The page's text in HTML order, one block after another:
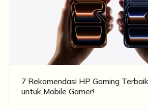
7 Rekomendasi HP Gaming
untuk Mobile Gamer!